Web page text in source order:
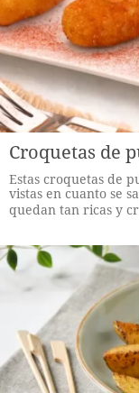
Croquetas de
Estas croquetas de
vistas en cuanto se
quedan tan ricas y